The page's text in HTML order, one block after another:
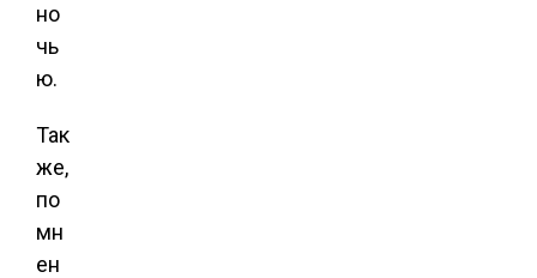
но
чь
ю.
Так
же,
по
мн
ен